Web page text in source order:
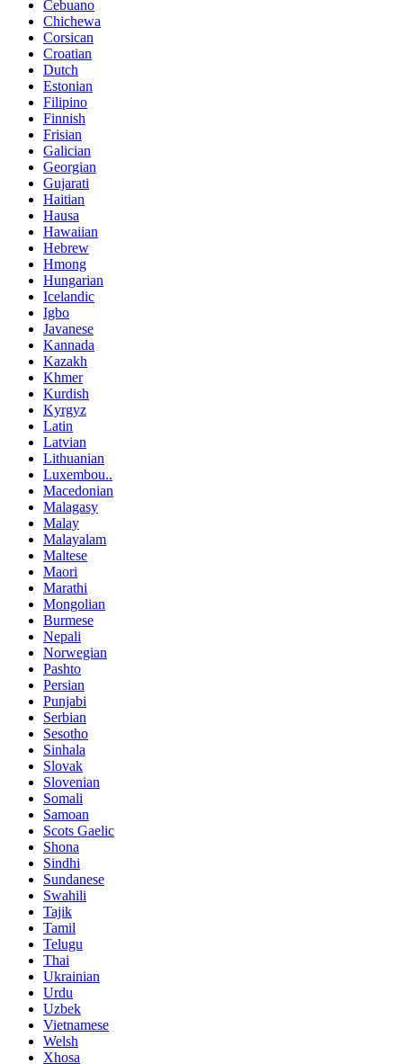
Cebuano
Chichewa
Corsican
Croatian
Dutch
Estonian
Filipino
Finnish
Frisian
Galician
Georgian
Gujarati
Haitian
Hausa
Hawaiian
Hebrew
Hmong
Hungarian
Icelandic
Igbo
Javanese
Kannada
Kazakh
Khmer
Kurdish
Kyrgyz
Latin
Latvian
Lithuanian
Luxembou..
Macedonian
Malagasy
Malay
Malayalam
Maltese
Maori
Marathi
Mongolian
Burmese
Nepali
Norwegian
Pashto
Persian
Punjabi
Serbian
Sesotho
Sinhala
Slovak
Slovenian
Somali
Samoan
Scots Gaelic
Shona
Sindhi
Sundanese
Swahili
Tajik
Tamil
Telugu
Thai
Ukrainian
Urdu
Uzbek
Vietnamese
Welsh
Xhosa